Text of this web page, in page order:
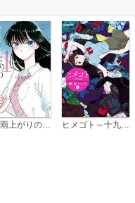
ヒメゴト～十九歳の制服～